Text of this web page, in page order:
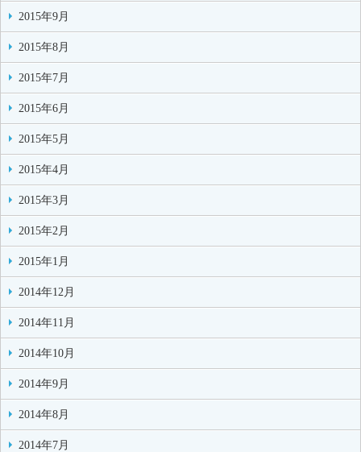
2015年9月
2015年8月
2015年7月
2015年6月
2015年5月
2015年4月
2015年3月
2015年2月
2015年1月
2014年12月
2014年11月
2014年10月
2014年9月
2014年8月
2014年7月